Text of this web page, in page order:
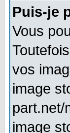
Puis-je
Vous
vos
image
part.net/
image